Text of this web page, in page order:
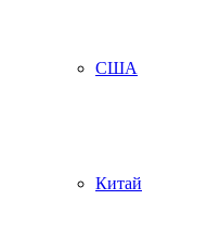
США
Китай